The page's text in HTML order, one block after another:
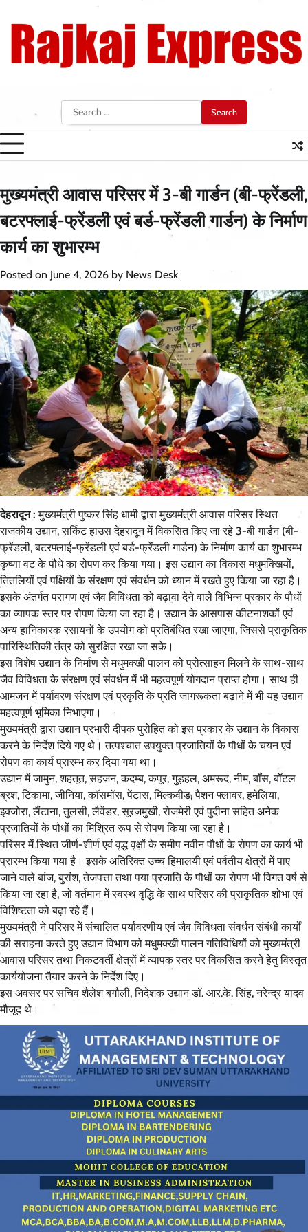
content
Search
for:
मुख्यमंत्री आवास परिसर में 3-बी गार्डन (बी-फ्रेंडली,
बटरफ्लाई-फ्रेंडली एवं बर्ड-फ्रेंडली गार्डन) के निर्माण
कार्य का शुभारम्भ
Posted on June 4, 2026 by News Desk
देहरादून :मुख्यमंत्री पुष्कर सिंह धामी द्वारा मुख्यमंत्री आवास परिसर स्थित
राजकीय उद्यान, सर्किट हाउस देहरादून में विकसित किए जा रहे 3-बी गार्डन (बी-
फ्रेंडली, बटरफ्लाई-फ्रेंडली एवं बर्ड-फ्रेंडली गार्डन) के निर्माण कार्य का शुभारम्भ
कृष्णा वट के पौधे का रोपण कर किया गया। इस उद्यान का विकास मधुमक्खियों,
तितलियों एवं पक्षियों के संरक्षण एवं संवर्धन को ध्यान में रखते हुए किया जा रहा है।
इसके अंतर्गत परागण एवं जैव विविधता को बढ़ावा देने वाले विभिन्न प्रकार के पौधों
का व्यापक स्तर पर रोपण किया जा रहा है। उद्यान के आसपास कीटनाशकों एवं
अन्य हानिकारक रसायनों के उपयोग को प्रतिबंधित रखा जाएगा, जिससे प्राकृतिक
पारिस्थितिकी तंत्र को सुरक्षित रखा जा सके।
इस विशेष उद्यान के निर्माण से मधुमक्खी पालन को प्रोत्साहन मिलने के साथ-साथ
जैव विविधता के संरक्षण एवं संवर्धन में भी महत्वपूर्ण योगदान प्राप्त होगा। साथ ही
आमजन में पर्यावरण संरक्षण एवं प्रकृति के प्रति जागरूकता बढ़ाने में भी यह उद्यान
महत्वपूर्ण भूमिका निभाएगा।
मुख्यमंत्री द्वारा उद्यान प्रभारी दीपक पुरोहित को इस प्रकार के उद्यान के विकास
करने के निर्देश दिये गए थे। तत्पश्चात उपयुक्त प्रजातियों के पौधों के चयन एवं
रोपण का कार्य प्रारम्भ कर दिया गया था।
उद्यान में जामुन, शहतूत, सहजन, कदम्ब, कपूर, गुड़हल, अमरूद, नीम, बाँस, बॉटल
ब्रश, टिकामा, जीनिया, कॉसमॉस, पेंटास, मिल्कवीड, पैशन फ्लावर, हमेलिया,
इक्जोरा, लैंटाना, तुलसी, लैवेंडर, सूरजमुखी, रोजमेरी एवं पुदीना सहित अनेक
प्रजातियों के पौधों का मिश्रित रूप से रोपण किया जा रहा है।
परिसर में स्थित जीर्ण-शीर्ण एवं वृद्ध वृक्षों के समीप नवीन पौधों के रोपण का कार्य भी
प्रारम्भ किया गया है। इसके अतिरिक्त उच्च हिमालयी एवं पर्वतीय क्षेत्रों में पाए
जाने वाले बांज, बुरांश, तेजपत्ता तथा पया प्रजाति के पौधों का रोपण भी विगत वर्ष से
किया जा रहा है, जो वर्तमान में स्वस्थ वृद्धि के साथ परिसर की प्राकृतिक शोभा एवं
विशिष्टता को बढ़ा रहे हैं।
मुख्यमंत्री ने परिसर में संचालित पर्यावरणीय एवं जैव विविधता संवर्धन संबंधी कार्यों
की सराहना करते हुए उद्यान विभाग को मधुमक्खी पालन गतिविधियों को मुख्यमंत्री
आवास परिसर तथा निकटवर्ती क्षेत्रों में व्यापक स्तर पर विकसित करने हेतु विस्तृत
कार्ययोजना तैयार करने के निर्देश दिए।
इस अवसर पर सचिव शैलेश बगौली, निदेशक उद्यान डॉ. आर.के. सिंह, नरेन्द्र यादव
मौजूद थे।